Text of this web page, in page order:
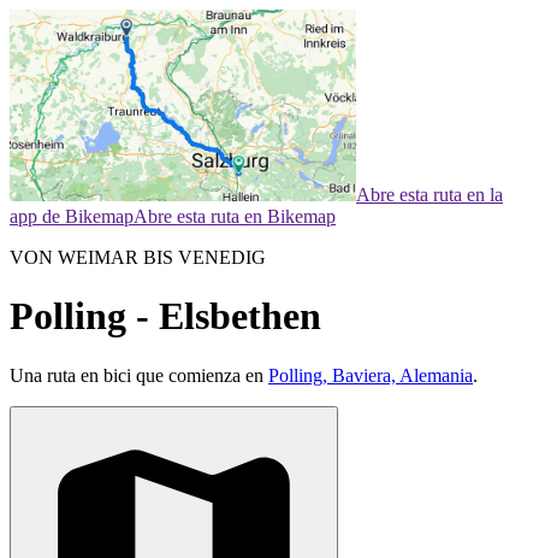
Abre esta ruta en la
app de BikemapAbre esta ruta en Bikemap
VON WEIMAR BIS VENEDIG
Polling - Elsbethen
Una ruta en bici que comienza en Polling, Baviera, Alemania.